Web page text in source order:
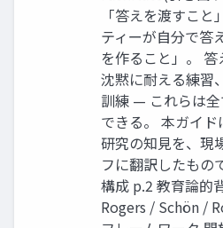
「答えを渡すこ
ティーが自分で答
を作ること」。 答
沈黙に耐える練習
訓練 — これらは
できる。 本ガイ
研究の知見を、現
フに翻訳したもの
構成 p.2 教育論的
Rogers / Schön /